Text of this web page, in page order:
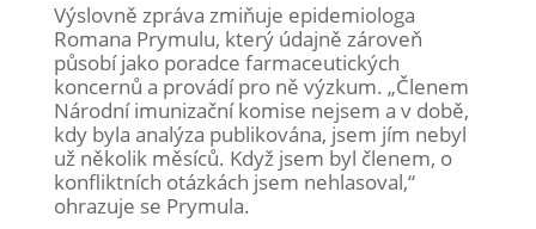
Výslovně zpráva zmiňuje epidemiologa
Romana Prymulu, který údajně zároveň
působí jako poradce farmaceutických
koncernů a provádí pro ně výzkum. „Členem
Národní imunizační komise nejsem a v době,
kdy byla analýza publikována, jsem jím nebyl
už několik měsíců. Když jsem byl členem, o
konfliktních otázkách jsem nehlasoval,“
ohrazuje se Prymula.